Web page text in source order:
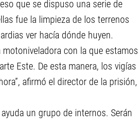
que se dispuso una serie de
fue la limpieza de los terrenos
ver hacía dónde huyen.
con la que estamos
Este. De esta manera, los vigías
afirmó el director de la prisión,
un grupo de internos. Serán